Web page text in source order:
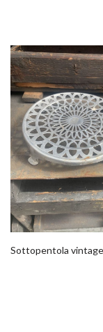
Sottopentola vintage